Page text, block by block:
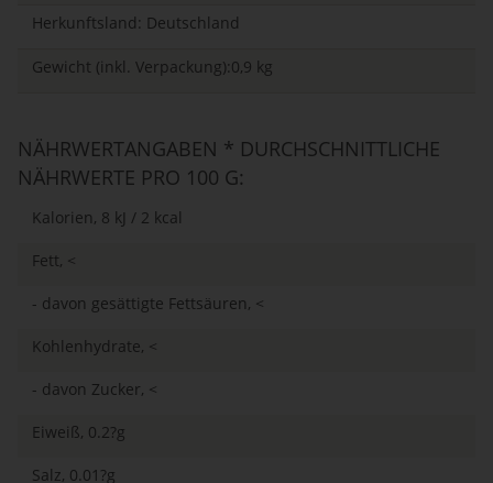
Herkunftsland: Deutschland
Gewicht (inkl. Verpackung):0,9 kg
NÄHRWERTANGABEN * DURCHSCHNITTLICHE
NÄHRWERTE PRO 100 G:
Kalorien, 8 kJ / 2 kcal
Fett, <
- davon gesättigte Fettsäuren, <
Kohlenhydrate, <
- davon Zucker, <
Eiweiß, 0.2?g
Salz, 0.01?g